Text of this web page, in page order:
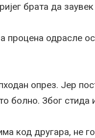
брата да
процена одрасле
опрез. Јер
болно. Због стида
код другара, не